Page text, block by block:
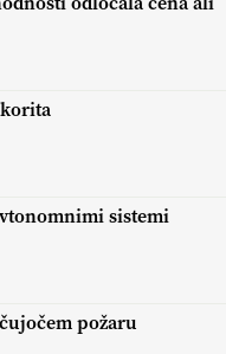
sistemi
požaru